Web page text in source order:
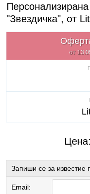
"Звездичка", от
от
Цена:
Запиши се за известие
Email: